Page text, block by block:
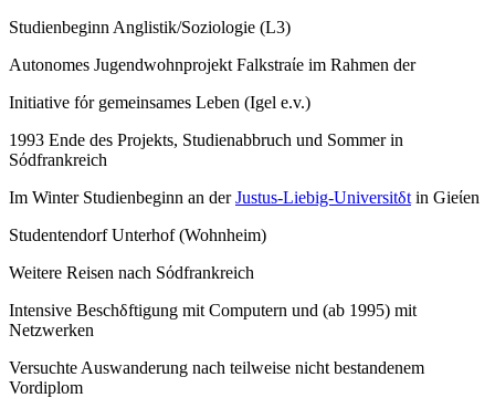
Studienbeginn Anglistik/Soziologie (L3)
Autonomes Jugendwohnprojekt Falkstraίe im Rahmen der
Initiative fόr gemeinsames Leben (Igel e.v.)
1993 Ende des Projekts, Studienabbruch und Sommer in
Sόdfrankreich
Im Winter Studienbeginn an derJustus-Liebig-Universitδt in Gieίen
Studentendorf Unterhof (Wohnheim)
Weitere Reisen nach Sόdfrankreich
Intensive Beschδftigung mit Computern und (ab 1995) mit
Netzwerken
Versuchte Auswanderung nach teilweise nicht bestandenem
Vordiplom